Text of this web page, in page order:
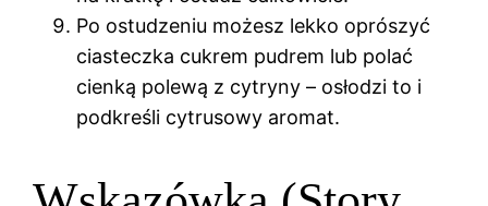
Po ostudzeniu możesz lekko oprószyć
ciasteczka cukrem pudrem lub polać
cienką polewą z cytryny – osłodzi to i
podkreśli cytrusowy aromat.